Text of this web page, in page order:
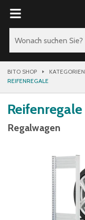
BITO SHOP KATEGORIEN
REIFENREGALE
Reifenregale
Regalwagen